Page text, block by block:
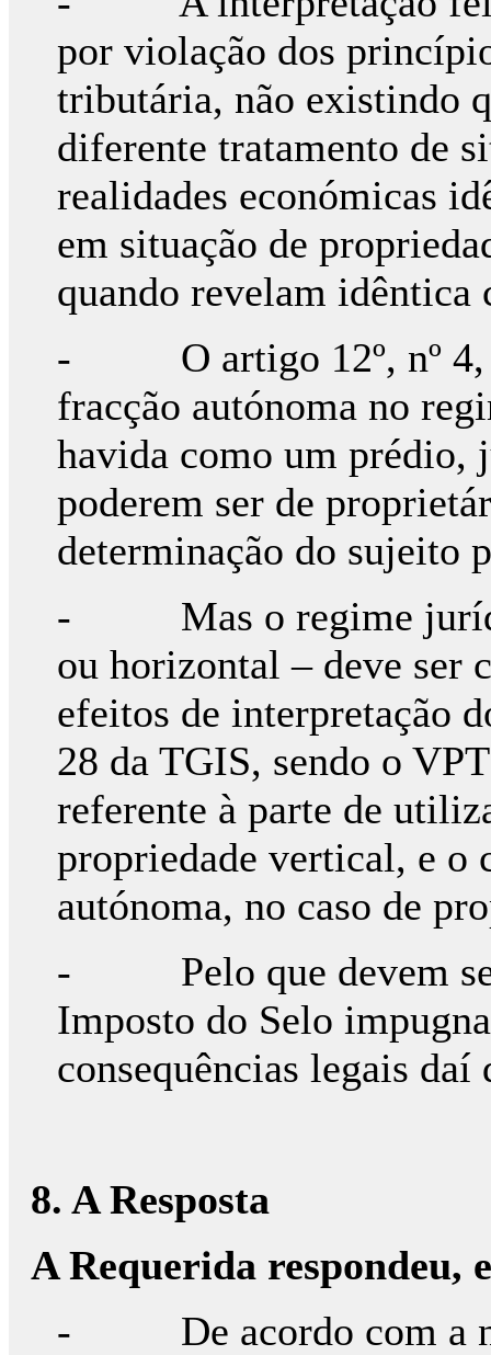
por violação dos
tributária, não existindo
diferente tratamento de
realidades económicas
em situação de
quando revelam idêntica
- O artigo 12º, nº 4,
fracção autónoma no
havida como um prédio,
poderem ser de
determinação do sujeito
- Mas o regime
ou horizontal – deve ser
efeitos de interpretação
28 da TGIS, sendo o
referente à parte de
propriedade vertical, e o
autónoma, no caso de
- Pelo que devem ser
Imposto do Selo
consequências legais daí
8. A Resposta
A Requerida respondeu,
- De acordo com a